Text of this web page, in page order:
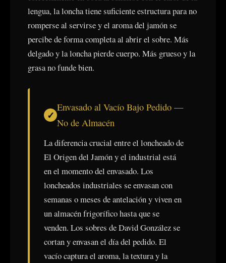
lengua, la loncha tiene suficiente estructura para no
romperse al servirse y el aroma del jamón se
percibe de forma completa al abrir el sobre. Más
delgado y la loncha pierde cuerpo. Más grueso y la
grasa no funde bien.
Envasado al Vacío Bajo Pedido —
No de Almacén
La diferencia crucial entre el loncheado de
El Origen del Jamón y el industrial está
en el momento del envasado. Los
loncheados industriales se envasan con
semanas o meses de antelación y viven en
un almacén frigorífico hasta que se
venden. Los sobres de David González se
cortan y envasan el día del pedido. El
vacío captura el aroma, la textura y la